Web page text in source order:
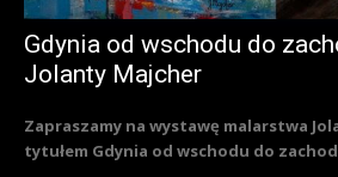
Gdynia od wschodu do
Jolanty Majcher
Zapraszamy na wystawę malarstwa
tytułem Gdynia od wschodu do